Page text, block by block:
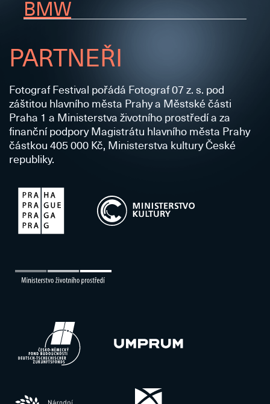
BMW
PARTNEŘI
Fotograf Festival pořádá Fotograf 07 z. s. pod
záštitou hlavního města Prahy a Městské části
Praha 1 a Ministerstva životního prostředí a za
finanční podpory Magistrátu hlavního města Prahy
částkou 405 000 Kč, Ministerstva kultury České
republiky.